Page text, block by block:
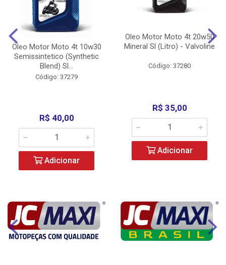
Oleo Motor Moto 4t 10w30
Semissintetico (Synthetic
Blend) Sl...
Código: 37279
R$ 40,00
Adicionar
Oleo Motor Moto 4t 20w50
Mineral Sl (Litro) - Valvoline
Código: 37280
R$ 35,00
Adicionar